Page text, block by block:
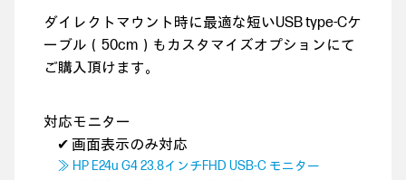
ダイレクトマウント時に最適な短いUSB type-Cケ
ーブル（50cm）もカスタマイズオプションにて
ご購入頂けます。
対応モニター
✔ 画面表示のみ対応
≫ HP E24u G4 23.8インチFHD USB-C モニター